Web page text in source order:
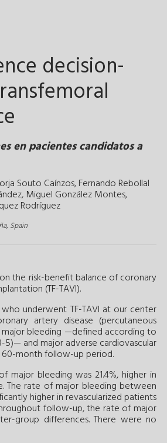
decision-
en pacientes candidatos a
Souto Caínzos,Fernando Rebollal
Miguel González Montes,
Rodríguez
Spain
the risk-benefit balance of coronary
(TF-TAVI).
underwent TF-TAVI at our center
artery disease (percutaneous
major bleeding —defined according to
5)— and major adverse cardiovascular
month follow-up period.
bleeding was 21.4%, higher in
The rate of major bleeding between
higher in revascularized patients
follow-up, the rate of major
group differences. There were no